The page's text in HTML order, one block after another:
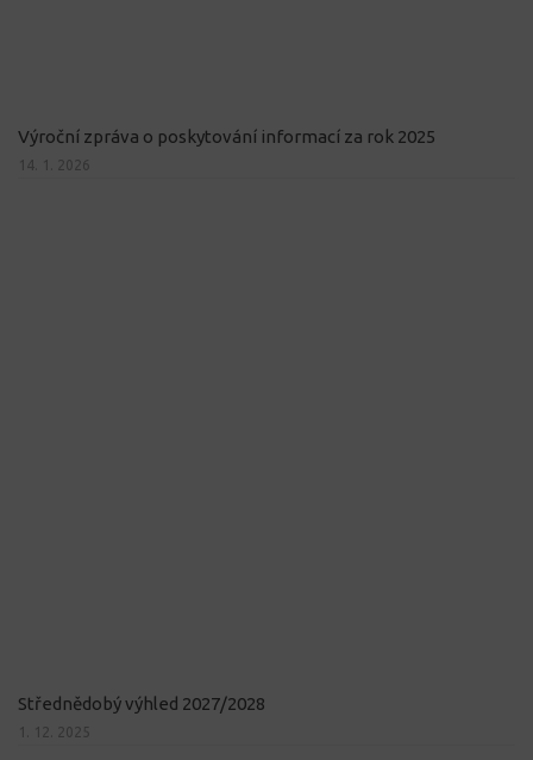
Výroční zpráva o poskytování informací za rok 2025
14. 1. 2026
Střednědobý výhled 2027/2028
1. 12. 2025